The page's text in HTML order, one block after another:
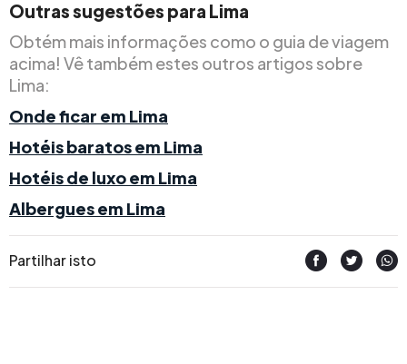
Outras sugestões para Lima
Obtém mais informações como o guia de viagem
acima! Vê também estes outros artigos sobre
Lima:
Onde ficar em Lima
Hotéis baratos em Lima
Hotéis de luxo em Lima
Albergues em Lima
Partilhar isto